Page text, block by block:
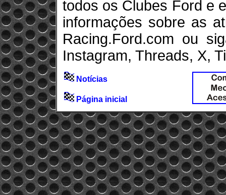
todos os Clubes Ford e
informações sobre as
Racing.Ford.com ou
Instagram, Threads, X,
Notícias
Página inicial